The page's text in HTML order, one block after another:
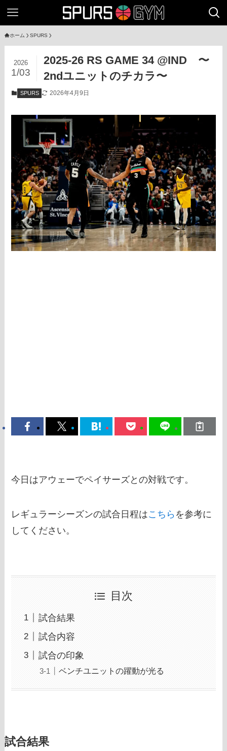
ホーム SPURS
2025-26 RS GAME 34 @IND 〜
2ndユニットのチカラ〜
2026
1/03
SPURS 2026年4月9日
今日はアウェーでペイサーズとの対戦です。
レギュラーシーズンの試合日程はこちら を参考に
してください。
目次
試合結果
試合内容
試合の印象
ベンチユニットの躍動が光る
試合結果